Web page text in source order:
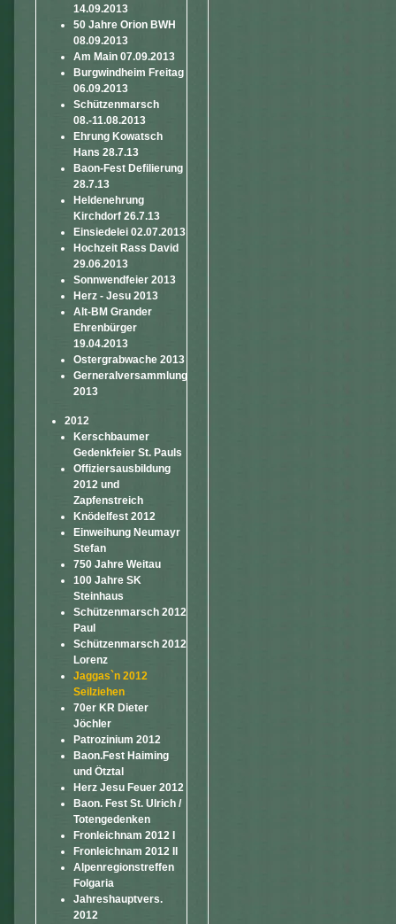
14.09.2013
50 Jahre Orion BWH
08.09.2013
Am Main 07.09.2013
Burgwindheim Freitag
06.09.2013
Schützenmarsch
08.-11.08.2013
Ehrung Kowatsch
Hans 28.7.13
Baon-Fest Defilierung
28.7.13
Heldenehrung
Kirchdorf 26.7.13
Einsiedelei 02.07.2013
Hochzeit Rass David
29.06.2013
Sonnwendfeier 2013
Herz - Jesu 2013
Alt-BM Grander
Ehrenbürger
19.04.2013
Ostergrabwache 2013
Gerneralversammlung
2013
2012
Kerschbaumer
Gedenkfeier St. Pauls
Offiziersausbildung
2012 und
Zapfenstreich
Knödelfest 2012
Einweihung Neumayr
Stefan
750 Jahre Weitau
100 Jahre SK
Steinhaus
Schützenmarsch 2012
Paul
Schützenmarsch 2012
Lorenz
Jaggas`n 2012
Seilziehen
70er KR Dieter
Jöchler
Patrozinium 2012
Baon.Fest Haiming
und Ötztal
Herz Jesu Feuer 2012
Baon. Fest St. Ulrich /
Totengedenken
Fronleichnam 2012 I
Fronleichnam 2012 II
Alpenregionstreffen
Folgaria
Jahreshauptvers.
2012